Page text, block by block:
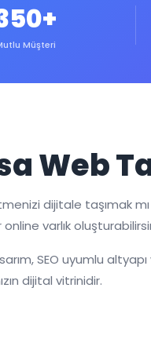
Müşteri
Web
dijitale taşımak
varlık
SEO uyumlu
dijital vitrinidir.